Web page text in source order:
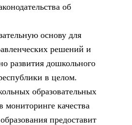
об
основу для
решений и
развития дошкольного
в целом.
образовательных
мониторинге качества
предоставит